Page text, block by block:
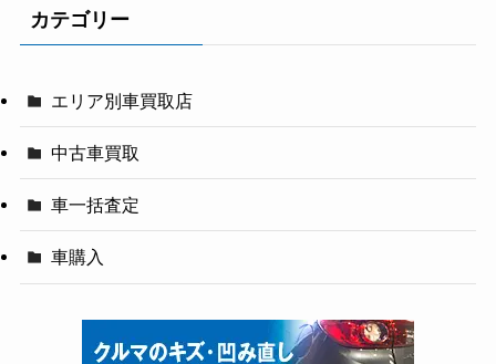
カテゴリー
エリア別車買取店
中古車買取
車一括査定
車購入